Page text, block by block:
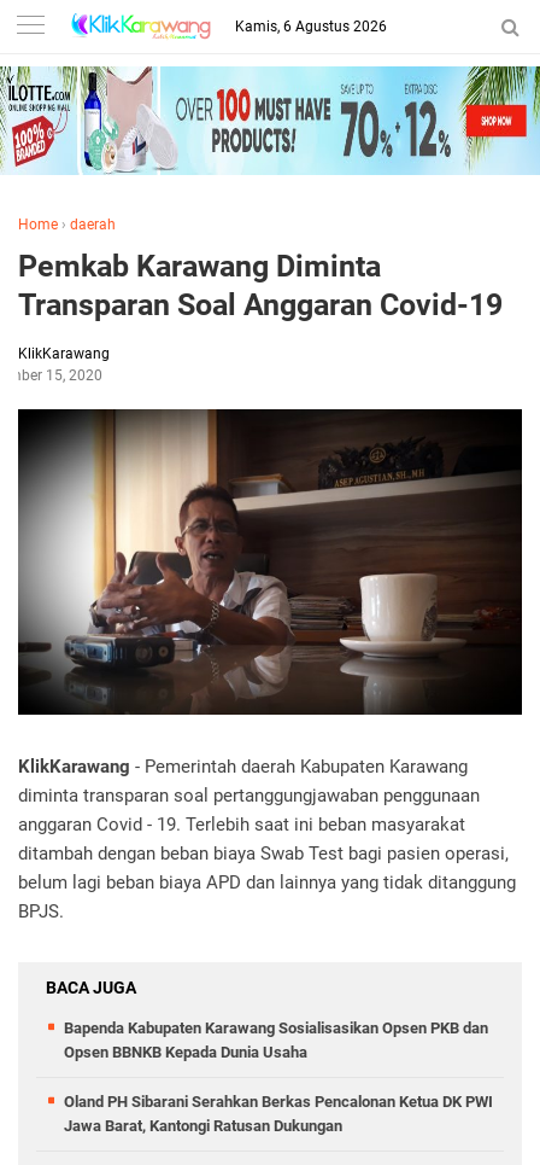
Kamis, 6 Agustus 2026
Home › daerah
Pemkab Karawang Diminta
Transparan Soal Anggaran Covid-19
KlikKarawang
15, 2020
KlikKarawang - Pemerintah daerah Kabupaten Karawang
diminta transparan soal pertanggungjawaban penggunaan
anggaran Covid - 19. Terlebih saat ini beban masyarakat
ditambah dengan beban biaya Swab Test bagi pasien operasi,
belum lagi beban biaya APD dan lainnya yang tidak ditanggung
BPJS.
BACA JUGA
Bapenda Kabupaten Karawang Sosialisasikan Opsen PKB dan
Opsen BBNKB Kepada Dunia Usaha
Oland PH Sibarani Serahkan Berkas Pencalonan Ketua DK PWI
Jawa Barat, Kantongi Ratusan Dukungan